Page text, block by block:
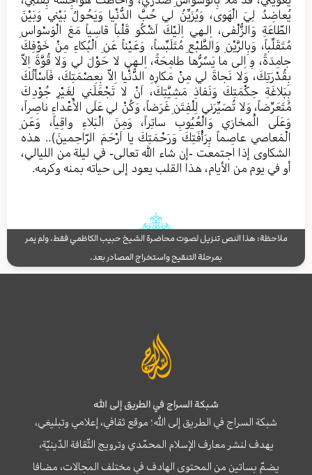
يُعاضِدُ لِيَ الْهَوى، وَيُزَيِّنُ لي حُبَّ الدُّنْيا وَيَحُولُ بَيْني وَبَيْنَ
الطّاعَةِ وَالزُّلْفى، اِلـهي اِلَيْكَ اَشْكُو قَلْباً قاسِياً مَعَ الْوَسْواسِ
مُتَقَلِّباً، وَبِالرَّيْنِ وَالطَّبْعِ مُتَلَبِّساً، وَعَيْناً عَنِ الْبُكاءِ مِنْ خَوْفِكَ
جامِدَةً، وِ اِلى ما يَسٌرُّها طامِحَةً، اِلـهي لا حَوْلَ لي وَلا قُوَّةَ اِلاّ
بِقُدْرَتِكَ، وَلا نَجاةَ لي مِنْ مَكارِهِ الدُّنْيا اِلاّ بِعِصْمَتِكَ، فَاَسْألُكَ
بِبَلاغَةِ حِكْمَتِكَ وَنَفاذِ مَشِيَّتِكَ، اَنْ لا تَجْعَلَني لِغَيْرِ جُوْدِكَ
مُتَعَرِّضاً، وَلا تُصَيِّرَني لِلْفِتَنِ غَرَضاً، وَكُنْ لي عَلَى الاَْعْداءِ ناصِراً،
وَعَلَى الَْمخازي وَالْعُيُوبِ ساتِراً، وَمِنَ الْبَلاءِ واقِياً، وَعَنِ
الْمَعاصي عاصِماً بِرَأْفَتِكَ وَرَحْمَتِكَ يا اَرْحَمَ الرّاحِمينَ).. هذه
الشكاوى إذا اجتمعت -إن شاء الله تعالى- في ليلة من الليالي،
أو في يوم من الأيام، هذا القلب يعود إلى حياته بمنه وكرمه.
ملاحظة: هذا النص تنزيل لصوت محاضرة الشيخ حبيب الكاظمي فقط، ولم يمر
بمرحلة التنقيح واستخراج المصادر بعد.
شبكة السراج في الطريق إلى الله
شبكة السراج في الطريق إلى الله؛ موقع ثقافي، إعلامي وتبليغي،
يهدف لنشر معارف الإسلام المحمّدي وترويج الثّقافة الدّينيّة،
يضمّ بساتين من المحتوى الهادف في مختلف المجالات، مضافا